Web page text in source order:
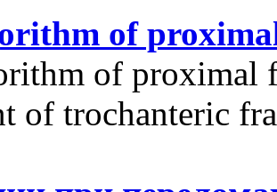
of
of proximal
of trochanteric